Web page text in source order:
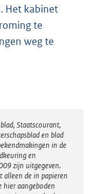
Het kabinet
te
weg te
Staatscourant,
en blad
in de
en
zijn uitgegeven.
alleen de in papieren
hier aangeboden